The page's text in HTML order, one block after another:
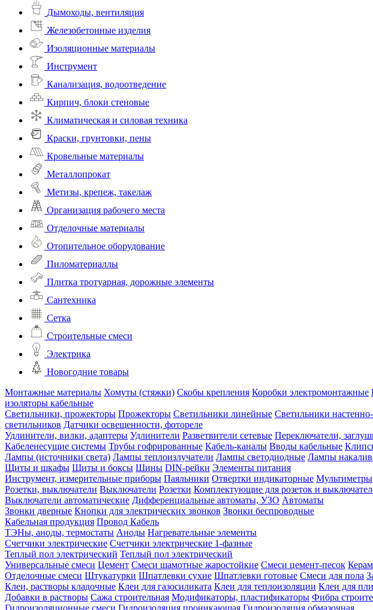
Дымоходы, вентиляция
Железобетонные изделия
Изоляционные материалы
Инструмент
Канализация, водоотведение
Кирпич, блоки стеновые
Климатическая и силовая техника
Краски, грунтовки, пены
Кровельные материалы
Металлопрокат
Метизы, крепеж, такелаж
Организация рабочего места
Отделочные материалы
Отопительное оборудование
Пиломатериаллы
Плитка тротуарная, дорожные элементы
Сантехника
Сетка
Строительные смеси
Электрика
Новогодние товары
Монтажные материалы Хомуты (стяжки) Скобы крепления Коробки электромонтажные
изоляторы кабельные
Светильники, прожекторы Прожекторы Светильники линейные Светильники
светильников Датчики освещенности, фотореле
Удлинители, вилки, адаптеры Удлинители Разветвители сетевые Переключатели,
Кабеленесущие системы Трубы гофрированные Кабель-каналы Вводы кабельные
Лампы (источники света) Лампы теплоизлучатели Лампы светодиодные Лампы
Щиты и шкафы Щиты и боксы Шины DIN-рейки Элементы питания
Инструмент, измерительные приборы Паяльники Отвертки индикаторные Мультиметры
Розетки, выключатели Выключатели Розетки Комплектующие для розеток и
Выключатели автоматические Дифференциальные автоматы, УЗО Автоматы
Звонки дверные Кнопки для электрических звонков Звонки беспроводные
Кабельная продукция Провод Кабель
ТЭНы, аноды, термостаты Аноды Нагревательные элементы
Счетчики электрические Счетчики электрические 1-фазные
Теплый пол электрический Теплый пол электрический
Универсальные смеси Цемент Смеси шамотные жаростойкие Смеси цемент-песок
Отделочные смеси Штукатурки Шпатлевки сухие Шпатлевки готовые Смеси для пола
Клеи, растворы кладочные Клеи для газосиликата Клеи для теплоизоляции Клеи для
Добавки в растворы Сажа строительная Модификаторы, пластификаторы Фибра
Гидроизоляционные смеси Гидроизоляция проникающая Гидроизоляция обмазочная